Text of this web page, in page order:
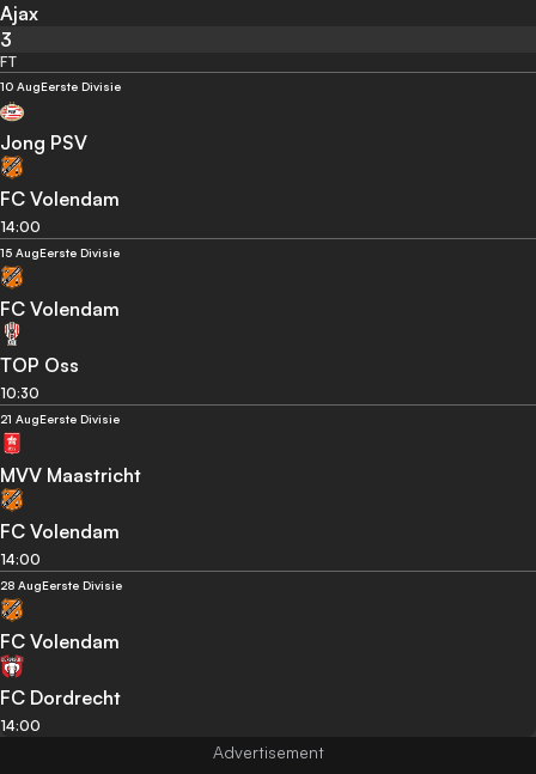
Ajax
3
FT
10 AugEerste Divisie
Jong PSV
FC Volendam
14:00
15 AugEerste Divisie
FC Volendam
TOP Oss
10:30
21 AugEerste Divisie
MVV Maastricht
FC Volendam
14:00
28 AugEerste Divisie
FC Volendam
FC Dordrecht
14:00